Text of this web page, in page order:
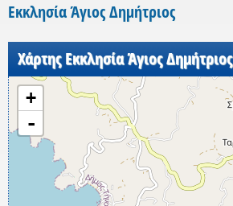
Εκκλησία Άγιος Δημήτριος
Χάρτης Εκκλησία Άγιος Δημήτριος
+
-